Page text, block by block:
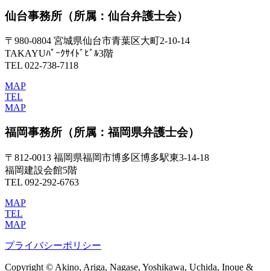
仙台事務所 （所属：仙台弁護士会）
〒980-0804 宮城県仙台市青葉区大町2-10-14
TAKAYUﾊﾟｰｸｻｲﾄﾞﾋﾞﾙ3階
TEL 022-738-7118
MAP
TEL
MAP
福岡事務所 （所属：福岡県弁護士会）
〒812-0013 福岡県福岡市博多区博多駅東3-14-18
福岡建設会館5階
TEL 092-292-6763
MAP
TEL
MAP
プライバシーポリシー
Copyright © Akino, Ariga, Nagase, Yoshikawa, Uchida, Inoue &